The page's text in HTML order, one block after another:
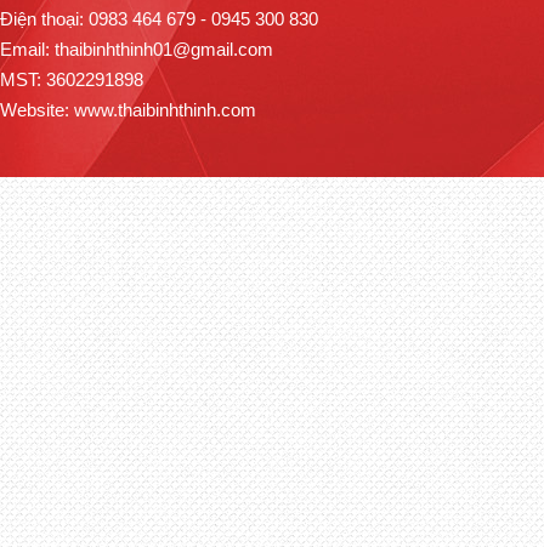
Điện thoại: 0983 464 679 - 0945 300 830
Email: thaibinhthinh01@gmail.com
MST: 3602291898
Website: www.thaibinhthinh.com